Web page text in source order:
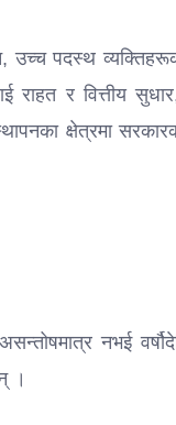
पदस्थ
र वित्तीय
क्षेत्रमा
नभई
।